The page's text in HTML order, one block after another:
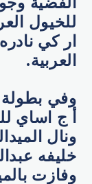
للخيول
ار كي
العربية.
وفي بطولة
أ ج اساي
ونال
خليفه
وفازت